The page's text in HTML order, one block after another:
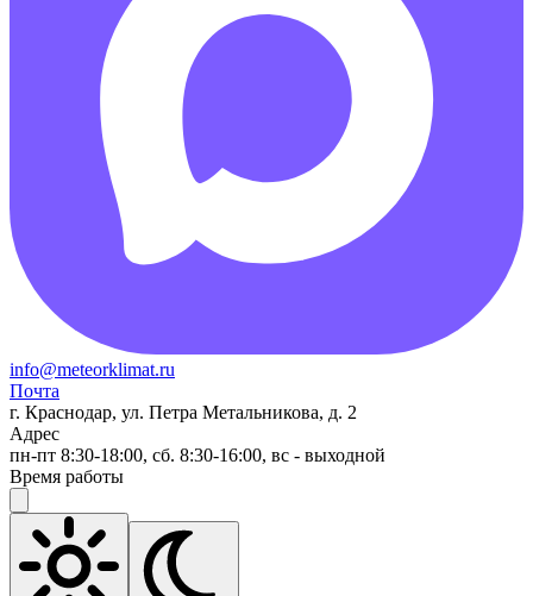
info@meteorklimat.ru
Почта
г. Краснодар, ул. Петра Метальникова, д. 2
Адрес
пн-пт 8:30-18:00, сб. 8:30-16:00, вс - выходной
Время работы